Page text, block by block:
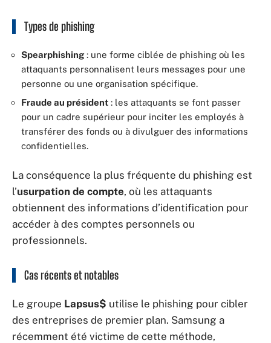
Types de phishing
Spearphishing : une forme ciblée de phishing où les
attaquants personnalisent leurs messages pour une
personne ou une organisation spécifique.
Fraude au président : les attaquants se font passer
pour un cadre supérieur pour inciter les employés à
transférer des fonds ou à divulguer des informations
confidentielles.
La conséquence la plus fréquente du phishing est
l’usurpation de compte, où les attaquants
obtiennent des informations d’identification pour
accéder à des comptes personnels ou
professionnels.
Cas récents et notables
Le groupe Lapsus$ utilise le phishing pour cibler
des entreprises de premier plan. Samsung a
récemment été victime de cette méthode,